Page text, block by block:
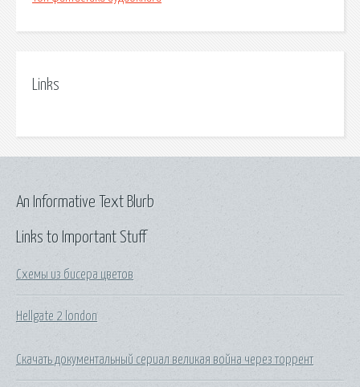
Links
Links to Important Stuff
Схемы из бисера цветов
Hellgate 2 london
Скачать документальный сериал великая война через торрент
An Informative Text Blurb